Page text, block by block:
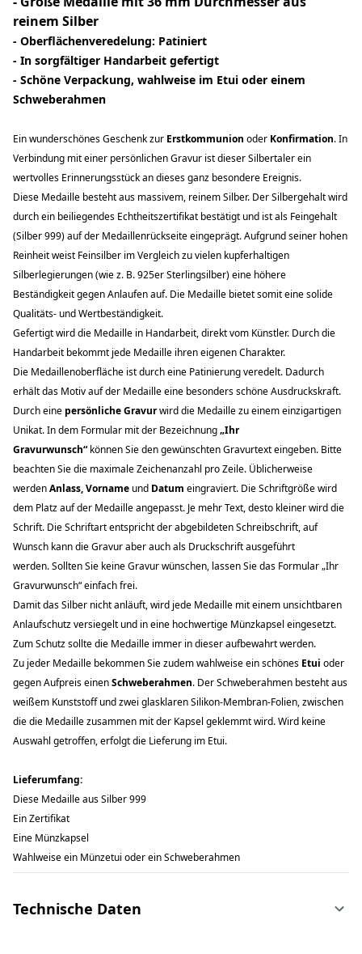
reinem Silber
- Oberflächenveredelung: Patiniert
- In sorgfältiger Handarbeit gefertigt
- Schöne Verpackung, wahlweise im Etui oder einem
Schweberahmen
Ein wunderschönes Geschenk zur Erstkommunion oder Konfirmation. In
Verbindung mit einer persönlichen Gravur ist dieser Silbertaler ein
wertvolles Erinnerungsstück an dieses ganz besondere Ereignis.
Diese Medaille besteht aus massivem, reinem Silber. Der Silbergehalt wird
durch ein beiliegendes Echtheitszertifikat bestätigt und ist als Feingehalt
(Silber 999) auf der Medaillenrückseite eingeprägt. Aufgrund seiner hohen
Reinheit weist Feinsilber im Vergleich zu vielen kupferhaltigen
Silberlegierungen (wie z. B. 925er Sterlingsilber) eine höhere
Beständigkeit gegen Anlaufen auf. Die Medaille bietet somit eine solide
Qualitäts- und Wertbeständigkeit.
Gefertigt wird die Medaille in Handarbeit, direkt vom Künstler. Durch die
Handarbeit bekommt jede Medaille ihren eigenen Charakter.
Die Medaillenoberfläche ist durch eine Patinierung veredelt. Dadurch
erhält das Motiv auf der Medaille eine besonders schöne Ausdruckskraft.
Durch eine persönliche Gravurwird die Medaille zu einem einzigartigen
Unikat. In dem Formular mit der Bezeichnung„Ihr
Gravurwunsch“ können Sie den gewünschten Gravurtext eingeben. Bitte
beachten Sie die maximale Zeichenanzahl pro Zeile. Üblicherweise
werdenAnlass,Vorname und Datum eingraviert. Die Schriftgröße wird
dem Platz auf der Medaille angepasst. Je mehr Text, desto kleiner wird die
Schrift. DieSchriftart entspricht der abgebildeten Schreibschrift, auf
Wunsch kann die Gravur aber auch als Druckschrift ausgeführt
werden. Sollten Sie keine Gravur wünschen, lassen Sie das Formular „Ihr
Gravurwunsch“ einfach frei.
Damit das Silber nicht anläuft, wird jede Medaille mit einem unsichtbaren
Anlaufschutz versiegelt und in eine hochwertige Münzkapsel eingesetzt.
Zum Schutz sollte die Medaille immer in dieser aufbewahrt werden.
Zu jeder Medaille bekommen Sie zudem wahlweise ein schönes Etui oder
gegen Aufpreis einenSchweberahmen. Der Schweberahmen besteht aus
weißem Kunststoff und zwei glasklaren Silikon-Membran-Folien, zwischen
die die Medaille zusammen mit der Kapsel geklemmt wird. Wird keine
Auswahl getroffen, erfolgt die Lieferung im Etui.
Lieferumfang:
Diese Medaille aus Silber 999
Ein Zertifikat
Eine Münzkapsel
Wahlweise ein Münzetui oder ein Schweberahmen
Technische Daten